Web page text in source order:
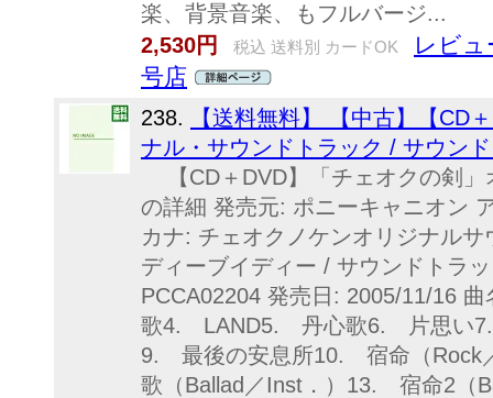
楽、背景音楽、もフルバージ...
2,530円
税込 送料別 カードOK
レビュ
号店
238.
【送料無料】 【中古】【CD
ナル・サウンドトラック / サウン
【CD＋DVD】「チェオクの剣」
の詳細 発売元: ポニーキャニオン
カナ: チェオクノケンオリジナル
ディーブイディー / サウンドトラ
PCCA02204 発売日: 2005/11/
歌4. LAND5. 丹心歌6. 片思い
9. 最後の安息所10. 宿命（
歌（Ballad／Inst．）13. 宿命2（